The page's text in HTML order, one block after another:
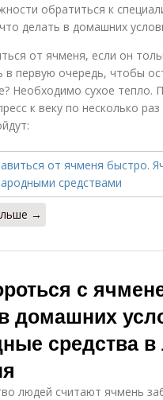
обратиться к
делать в домашних
от ячменя, если он
в первую очередь, чтобы
Необходимо сухое тепло.
к веку по несколько
→
с
домашних
средства в
людей считают ячмень